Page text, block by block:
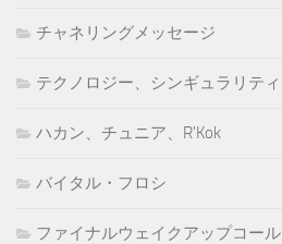
チャネリングメッセージ
テクノロジー、シンギュラリティ
ハカン、チュニア、R'Kok
バイタル・フロシ
ファイナルウェイクアップコール